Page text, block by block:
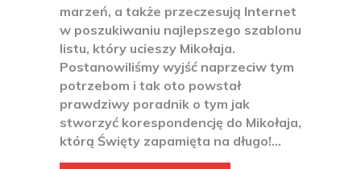
marzeń, a także przeczesują Internet
w poszukiwaniu najlepszego szablonu
listu, który ucieszy Mikołaja.
Postanowiliśmy wyjść naprzeciw tym
potrzebom i tak oto powstał
prawdziwy poradnik o tym jak
stworzyć korespondencję do Mikołaja,
którą Święty zapamięta na długo!